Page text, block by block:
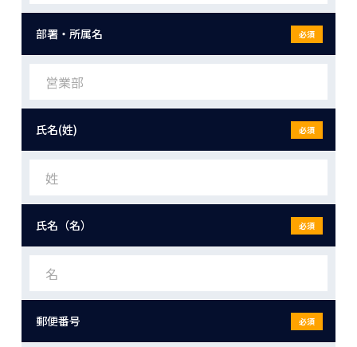
部署・所属名 必須
氏名(姓) 必須
氏名（名） 必須
郵便番号 必須